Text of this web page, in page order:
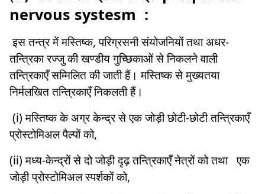
nervous systesm :
इस तन्त्र में मस्तिष्क, परिग्रसनी संयोजनियों तथा अधर-
तन्त्रिका रज्जु की खण्डीय गुच्छिकाओं से निकलने वाली
तन्त्रिकाएँ सम्मिलित की जाती हैं। मस्तिष्क से मुख्यतया
निर्मलखित तन्त्रिकाएँ निकलती हैं।
(i) मस्तिष्क के अग्र केन्द्र से एक जोड़ी छोटी-छोटी तन्त्रिकाएँ
प्रोस्टोमिअल पैल्पों को,
(ii) मध्य-केन्द्रों से दो जोड़ी दृढ़ तन्त्रिकाएँ नेत्रों को तथा एक
जोड़ी प्रोस्टोमिअल स्पर्शकों को,